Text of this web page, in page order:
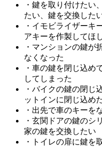
・鍵を取り付けたい
たい、鍵を交換した
・イモビライザーキ
アキーを作製してほ
・マンションの鍵が
なくなった
・車の鍵を閉じ込め
してしまった
・バイクの鍵の閉じ
ットインに閉じ込め
・出先で車のキーを
・玄関ドアの鍵のシ
家の鍵を交換したい
・トイレの扉に鍵を